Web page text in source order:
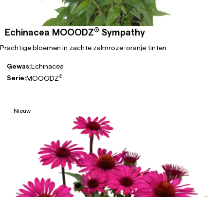
Echinacea MOOODZ® Sympathy
Prachtige bloemen in zachte zalmroze-oranje tinten
Gewas:Echinacea
Serie:MOOODZ®
Nieuw